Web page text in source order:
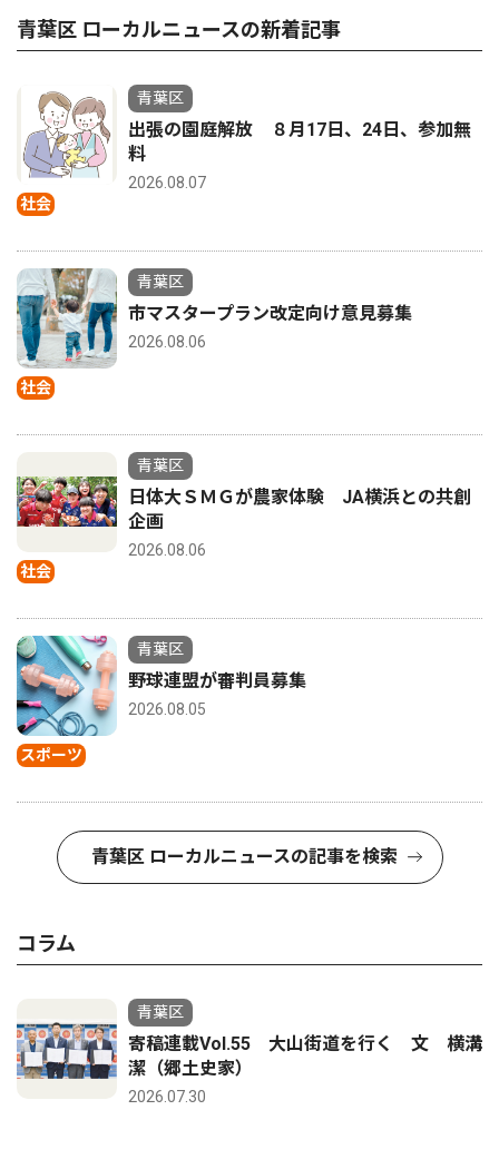
青葉区 ローカルニュースの新着記事
社会
青葉区
出張の園庭解放 ８月17日、24日、参加無
料
2026.08.07
社会
青葉区
市マスタープラン改定向け意見募集
2026.08.06
社会
青葉区
日体大ＳＭＧが農家体験 JA横浜との共創
企画
2026.08.06
スポーツ
青葉区
野球連盟が審判員募集
2026.08.05
青葉区 ローカルニュースの記事を検索
コラム
青葉区
寄稿連載Vol.55 大山街道を行く 文 横溝
潔（郷土史家）
2026.07.30